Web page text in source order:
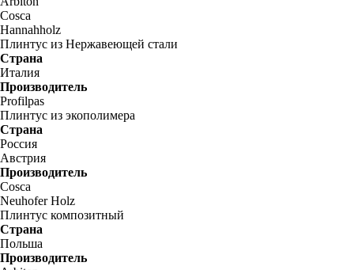
Cosca
Hannahholz
Плинтус из Нержавеющей стали
Страна
Италия
Производитель
Profilpas
Плинтус из экополимера
Страна
Россия
Австрия
Производитель
Cosca
Neuhofer Holz
Плинтус композитный
Страна
Польша
Производитель